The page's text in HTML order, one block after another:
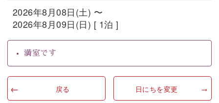
2026年8月08日(土) 〜
2026年8月09日(日) [ 1泊 ]
満室です
戻る 日にちを変更